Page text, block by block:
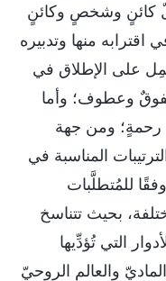
كائنٍ وشخصٍ وكائنٍ
اقترابه منها وتدبيره
على الإطلاق في
وعطوف؛ وأما
رحمةٍ؛ ومن جهة
المناسبة في
للمُتطلَّبات
بحيث تتناسخ
التي تُؤدِّيها
والعالم الروحيّ